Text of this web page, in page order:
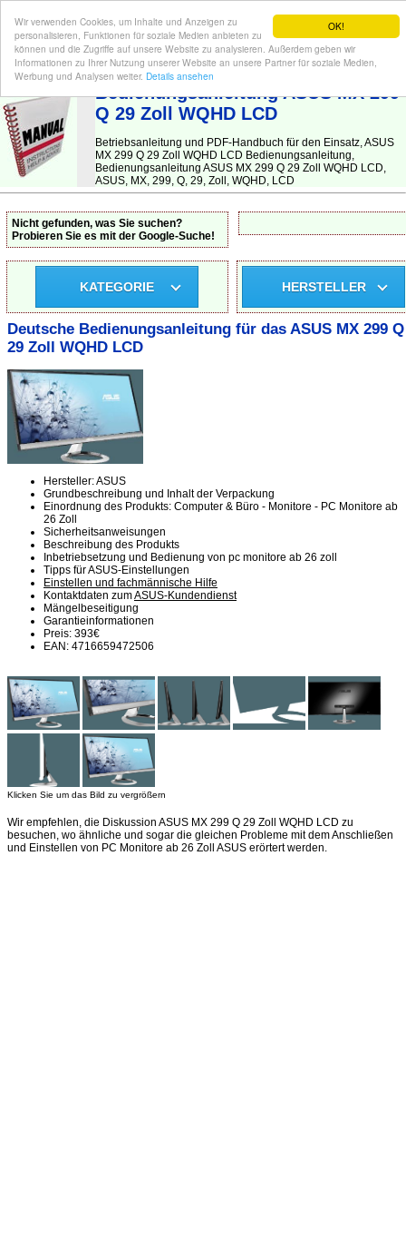
OK!
Wir verwenden Cookies, um Inhalte und Anzeigen zu
personalisieren, Funktionen für soziale Medien anbieten zu
können und die Zugriffe auf unsere Website zu analysieren. Außerdem geben wir
Informationen zu Ihrer Nutzung unserer Website an unsere Partner für soziale Medien,
Werbung und Analysen weiter. Details ansehen
BEDIENUNGSANLEITUNG| Hier finden Sie die deutsche Anleitung!
Bedienungsanleitung ASUS MX 299
Q 29 Zoll WQHD LCD
Betriebsanleitung und PDF-Handbuch für den Einsatz, ASUS
MX 299 Q 29 Zoll WQHD LCD Bedienungsanleitung,
Bedienungsanleitung ASUS MX 299 Q 29 Zoll WQHD LCD,
ASUS, MX, 299, Q, 29, Zoll, WQHD, LCD
Nicht gefunden, was Sie suchen?
Probieren Sie es mit der Google-Suche!
KATEGORIE HERSTELLER
Deutsche Bedienungsanleitung für das ASUS MX 299 Q
29 Zoll WQHD LCD
Hersteller: ASUS
Grundbeschreibung und Inhalt der Verpackung
Einordnung des Produkts: Computer & Büro - Monitore - PC Monitore ab
26 Zoll
Sicherheitsanweisungen
Beschreibung des Produkts
Inbetriebsetzung und Bedienung von pc monitore ab 26 zoll
Tipps für ASUS-Einstellungen
Einstellen und fachmännische Hilfe
Kontaktdaten zumASUS-Kundendienst
Mängelbeseitigung
Garantieinformationen
Preis: 393€
EAN: 4716659472506
Klicken Sie um das Bild zu vergrößern
Wir empfehlen, die Diskussion ASUS MX 299 Q 29 Zoll WQHD LCD zu
besuchen, wo ähnliche und sogar die gleichen Probleme mit dem Anschließen
und Einstellen von PC Monitore ab 26 Zoll ASUS erörtert werden.